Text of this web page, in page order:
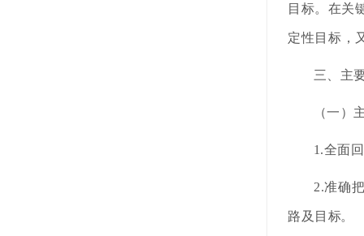
目标。 在关
定性目标，
三、主
（一）
1.全面
2.准确
路及目 标。